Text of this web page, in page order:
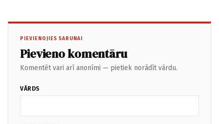
PIEVIENOJIES SARUNAI
Pievieno komentāru
Komentēt vari arī anonīmi — pietiek norādīt vārdu.
VĀRDS